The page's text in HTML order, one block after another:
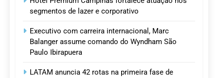
segmentos de lazer e corporativo
Executivo com carreira internacional, Marc
Balanger assume comando do Wyndham São
Paulo Ibirapuera
LATAM anuncia 42 rotas na primeira fase de